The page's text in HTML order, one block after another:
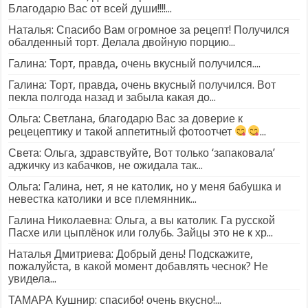
Благодарю Вас от всей души!!!!...
Наталья: Спасибо Вам огромное за рецепт! Получился
обалденный торт. Делала двойную порцию...
Галина: Торт, правда, очень вкусный получился....
Галина: Торт, правда, очень вкусный получился. Вот
пекла полгода назад и забыла какая до...
Ольга: Светлана, благодарю Вас за доверие к
рецецептику и такой аппетитный фотоотчет
...
Света: Ольга, здравствуйте, Вот только ‘запаковала’
аджичку из кабачков, не ожидала так...
Ольга: Галина, нет, я не католик, но у меня бабушка и
невестка католики и все племянник...
Галина Николаевна: Ольга, а вы католик. Га русской
Пасхе или цыплёнок или голубь. Зайцы это не к хр...
Наталья Дмитриева: Добрый день! Подскажите,
пожалуйста, в какой момент добавлять чеснок? Не
увидела...
ТАМАРА Кушнир: спасибо! очень вкусно!...